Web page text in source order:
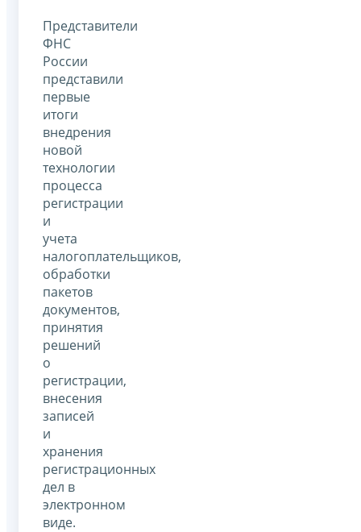
Представители
ФНС
России
представили
первые
итоги
внедрения
новой
технологии
процесса
регистрации
и
учета
налогоплательщиков,
обработки
пакетов
документов,
принятия
решений
о
регистрации,
внесения
записей
и
хранения
регистрационных
дел в
электронном
виде.